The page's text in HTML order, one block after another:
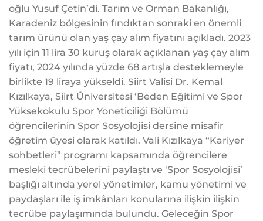
oğlu Yusuf Çetin’di. Tarım ve Orman Bakanlığı,
Karadeniz bölgesinin fındıktan sonraki en önemli
tarım ürünü olan yaş çay alım fiyatını açıkladı. 2023
yılı için 11 lira 30 kuruş olarak açıklanan yaş çay alım
fiyatı, 2024 yılında yüzde 68 artışla desteklemeyle
birlikte 19 liraya yükseldi. Siirt Valisi Dr. Kemal
Kızılkaya, Siirt Üniversitesi ‘Beden Eğitimi ve Spor
Yüksekokulu Spor Yöneticiliği Bölümü
öğrencilerinin Spor Sosyolojisi dersine misafir
öğretim üyesi olarak katıldı. Vali Kızılkaya “Kariyer
sohbetleri” programı kapsamında öğrencilere
mesleki tecrübelerini paylaştı ve ‘Spor Sosyolojisi’
başlığı altında yerel yönetimler, kamu yönetimi ve
paydaşları ile iş imkânları konularına ilişkin ilişkin
tecrübe paylaşımında bulundu. Geleceğin Spor